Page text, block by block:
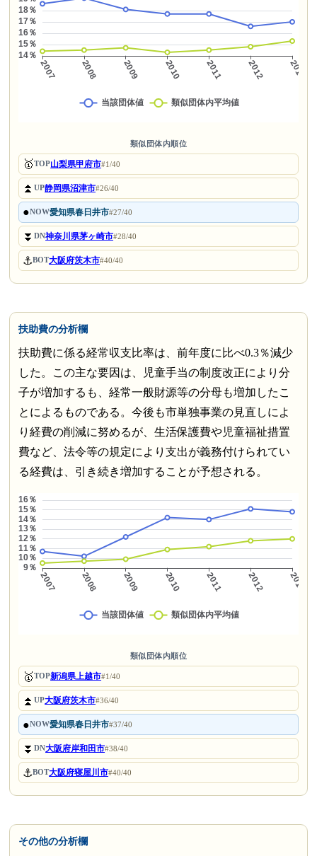
類似団体内順位
🥇TOP山梨県甲府市#1/40
⏫UP静岡県沼津市#26/40
●NOW愛知県春日井市#27/40
⏬DN神奈川県茅ヶ崎市#28/40
⚓BOT大阪府茨木市#40/40
扶助費の分析欄
扶助費に係る経常収支比率は、前年度に比べ0.3％減少
した。この主な要因は、児童手当の制度改正により分
子が増加するも、経常一般財源等の分母も増加したこ
とによるものである。今後も市単独事業の見直しによ
り経費の削減に努めるが、生活保護費や児童福祉措置
費など、法令等の規定により支出が義務付けられてい
る経費は、引き続き増加することが予想される。
類似団体内順位
🥇TOP新潟県上越市#1/40
⏫UP大阪府茨木市#36/40
●NOW愛知県春日井市#37/40
⏬DN大阪府岸和田市#38/40
⚓BOT大阪府寝屋川市#40/40
その他の分析欄